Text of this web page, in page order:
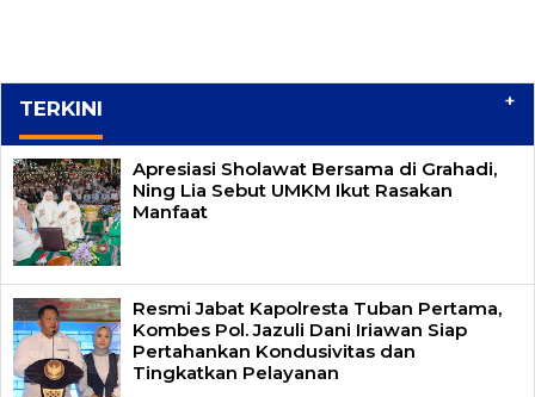
TERKINI +
Apresiasi Sholawat Bersama di Grahadi,
Ning Lia Sebut UMKM Ikut Rasakan
Manfaat
Resmi Jabat Kapolresta Tuban Pertama,
Kombes Pol. Jazuli Dani Iriawan Siap
Pertahankan Kondusivitas dan
Tingkatkan Pelayanan